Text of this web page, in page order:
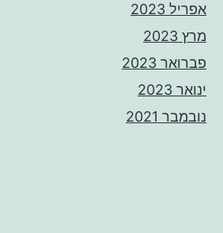
אפריל 2023
מרץ 2023
פברואר 2023
ינואר 2023
נובמבר 2021